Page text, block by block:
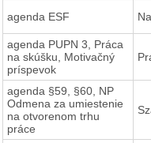
agenda ESF
agenda PUPN 3, Práca
na skúšku, Motivačný
príspevok
agenda §59, §60, NP
Odmena za umiestenie
na otvorenom trhu
práce